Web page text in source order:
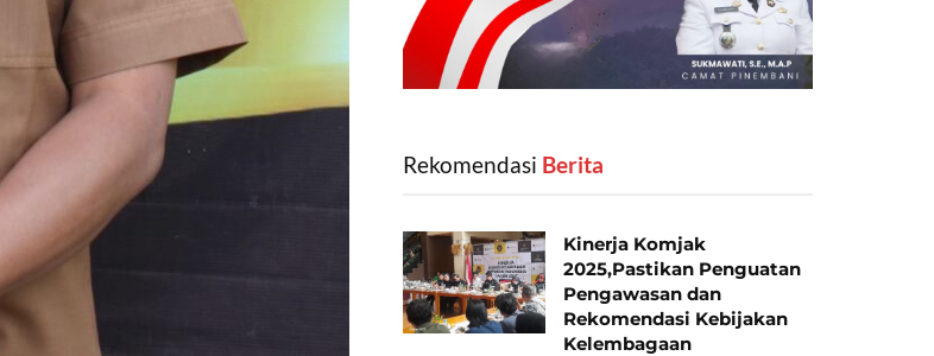
Rekomendasi ‎ Berita
Kinerja Komjak
2025,Pastikan Penguatan
Pengawasan dan
Rekomendasi Kebijakan
Kelembagaan